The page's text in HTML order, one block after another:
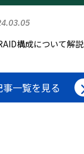
構成について解説
事一覧を見る